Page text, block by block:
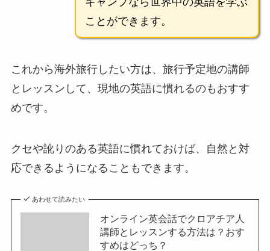
ことができます。
これから海外旅行したい方は、旅行予定地の講師
とレッスンして、現地の英語に慣れるのもおすす
めです。
クセや訛りのある英語に慣れておけば、自然と対
応できるようになることもできます。
あわせて読みたい
オンライン英会話でクロアチア人
講師とレッスンする方法は？おす
すめはどっち？